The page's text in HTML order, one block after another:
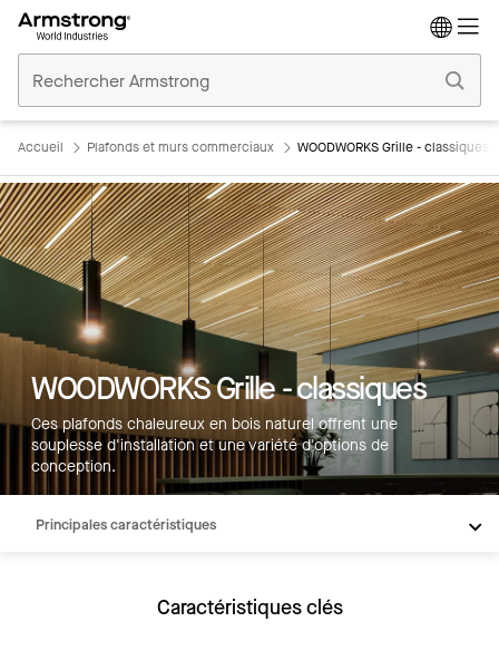
Plafonds
Commerciaux
Accueil Plafonds et murs commerciaux WOODWORKS Grille - classiques
WOODWORKS Grille - classiques
Ces plafonds chaleureux en bois naturel offrent une
souplesse d'installation et une variété d'options de
conception.
Principales caractéristiques
Caractéristiques clés